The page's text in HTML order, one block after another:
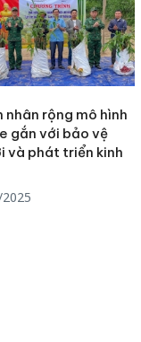
nhân rộng mô hình
gắn với bảo vệ
và phát triển kinh